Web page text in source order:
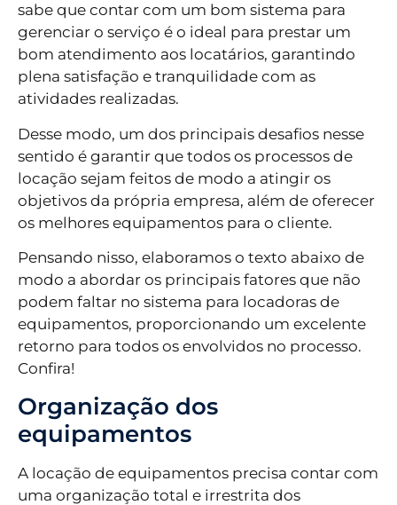
sabe que contar com um bom sistema para
gerenciar o serviço é o ideal para prestar um
bom atendimento aos locatários, garantindo
plena satisfação e tranquilidade com as
atividades realizadas.
Desse modo, um dos principais desafios nesse
sentido é garantir que todos os processos de
locação sejam feitos de modo a atingir os
objetivos da própria empresa, além de oferecer
os melhores equipamentos para o cliente.
Pensando nisso, elaboramos o texto abaixo de
modo a abordar os principais fatores que não
podem faltar no sistema para locadoras de
equipamentos, proporcionando um excelente
retorno para todos os envolvidos no processo.
Confira!
Organização dos
equipamentos
A locação de equipamentos precisa contar com
uma organização total e irrestrita dos